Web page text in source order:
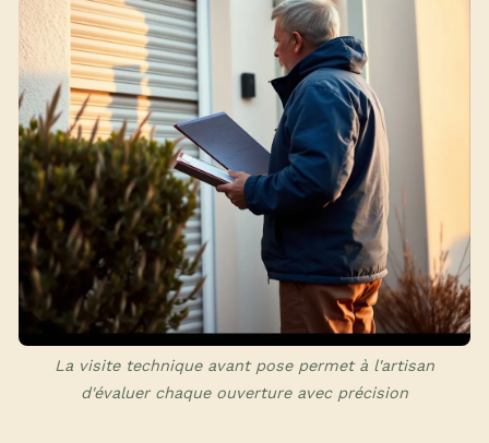
La visite technique avant pose permet à l'artisan
d'évaluer chaque ouverture avec précision